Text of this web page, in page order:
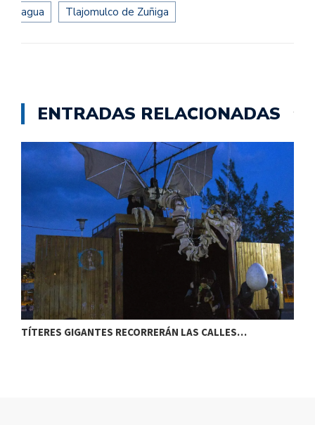
agua
Tlajomulco de Zuñiga
ENTRADAS RELACIONADAS
TÍTERES GIGANTES RECORRERÁN LAS CALLES…